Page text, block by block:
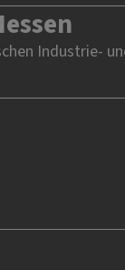
Industrie-